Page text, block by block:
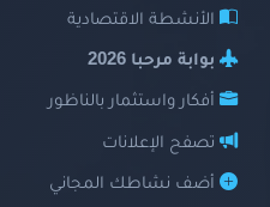
الأنشطة الاقتصادية
بوابة مرحبا 2026
أفكار واستثمار بالناظور
تصفح الإعلانات
أضف نشاطك المجاني